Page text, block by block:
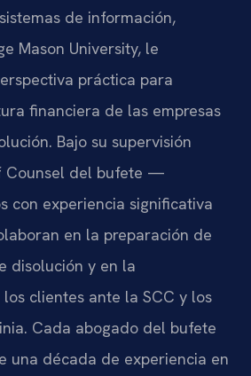
de información,
Mason University, le
práctica para
financiera de las empresas
Bajo su supervisión
Counsel del bufete —
con experiencia significativa
en la preparación de
disolución y en la
clientes ante la SCC y los
Cada abogado del bufete
una década de experiencia en